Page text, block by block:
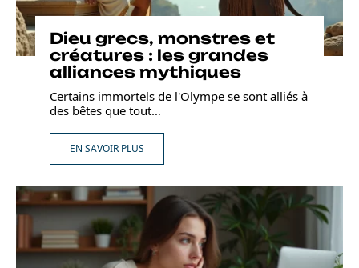
Dieu grecs, monstres et
créatures : les grandes
alliances mythiques
Certains immortels de l'Olympe se sont alliés à
des bêtes que tout…
EN SAVOIR PLUS